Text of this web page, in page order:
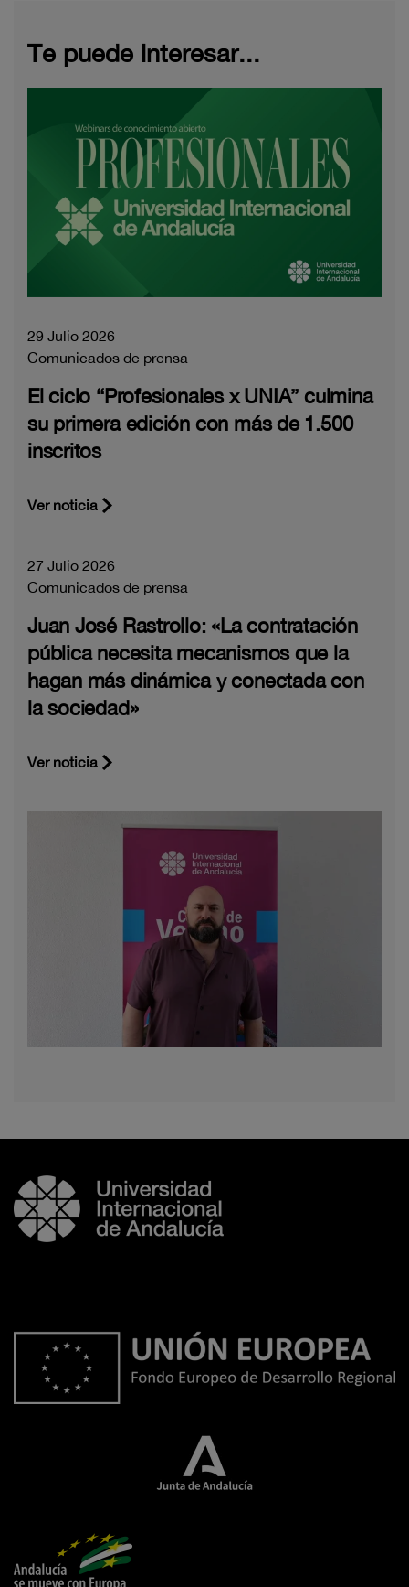
Te puede interesar...
29 Julio 2026
Comunicados de prensa
El ciclo “Profesionales x UNIA” culmina
su primera edición con más de 1.500
inscritos
Ver noticia
27 Julio 2026
Comunicados de prensa
Juan José Rastrollo: «La contratación
pública necesita mecanismos que la
hagan más dinámica y conectada con
la sociedad»
Ver noticia